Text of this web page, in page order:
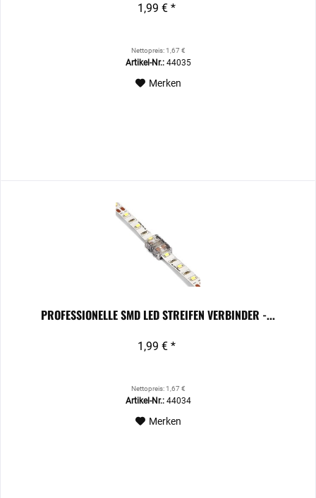
1,99 € *
Nettopreis: 1,67 €
Artikel-Nr.:44035
Merken
PROFESSIONELLE SMD LED STREIFEN VERBINDER -...
1,99 € *
Nettopreis: 1,67 €
Artikel-Nr.:44034
Merken